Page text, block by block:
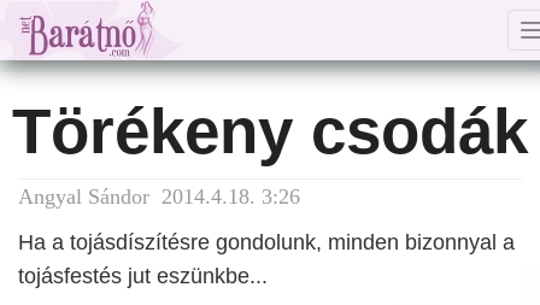
Törékeny csodák
Angyal Sándor 2014.4.18. 3:26
Ha a tojásdíszítésre gondolunk, minden bizonnyal a
tojásfestés jut eszünkbe...